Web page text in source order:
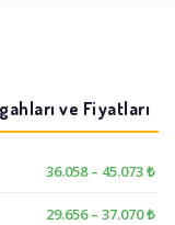
ve Fiyatları
36.058 – 45.073 ₺
29.656 – 37.070 ₺